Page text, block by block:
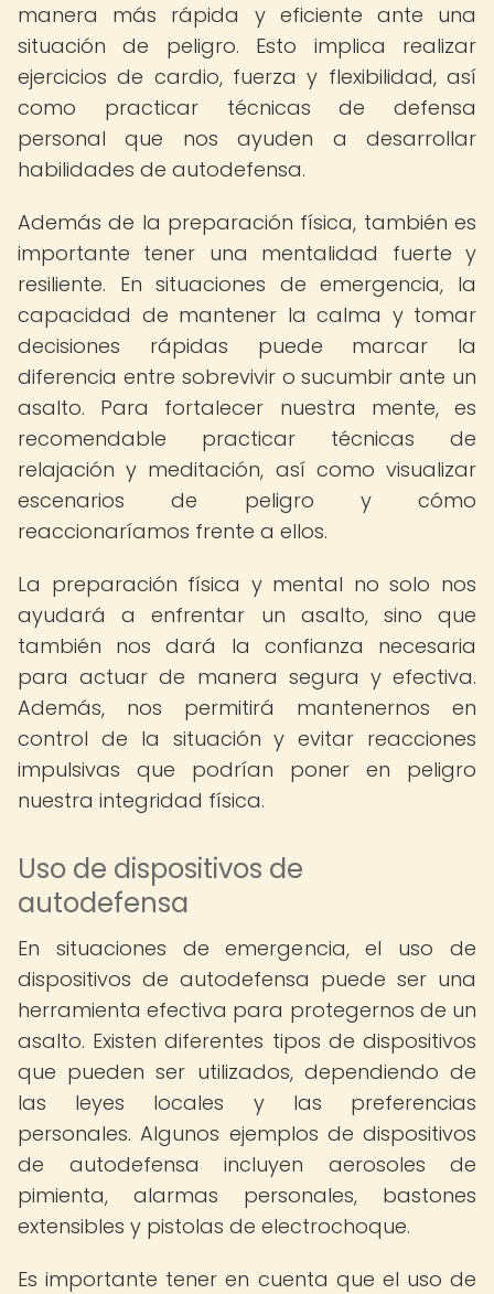
manera más rápida y eficiente ante una
situación de peligro. Esto implica realizar
ejercicios de cardio, fuerza y flexibilidad, así
como practicar técnicas de defensa
personal que nos ayuden a desarrollar
habilidades de autodefensa.
Además de la preparación física, también es
importante tener una mentalidad fuerte y
resiliente. En situaciones de emergencia, la
capacidad de mantener la calma y tomar
decisiones rápidas puede marcar la
diferencia entre sobrevivir o sucumbir ante un
asalto. Para fortalecer nuestra mente, es
recomendable practicar técnicas de
relajación y meditación, así como visualizar
escenarios de peligro y cómo
reaccionaríamos frente a ellos.
La preparación física y mental no solo nos
ayudará a enfrentar un asalto, sino que
también nos dará la confianza necesaria
para actuar de manera segura y efectiva.
Además, nos permitirá mantenernos en
control de la situación y evitar reacciones
impulsivas que podrían poner en peligro
nuestra integridad física.
Uso de dispositivos de
autodefensa
En situaciones de emergencia, el uso de
dispositivos de autodefensa puede ser una
herramienta efectiva para protegernos de un
asalto. Existen diferentes tipos de dispositivos
que pueden ser utilizados, dependiendo de
las leyes locales y las preferencias
personales. Algunos ejemplos de dispositivos
de autodefensa incluyen aerosoles de
pimienta, alarmas personales, bastones
extensibles y pistolas de electrochoque.
Es importante tener en cuenta que el uso de